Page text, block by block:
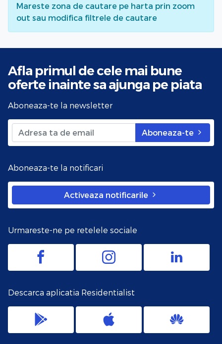
Mareste zona de cautare pe harta prin zoom
out sau modifica filtrele de cautare
Afla primul de cele mai bune
oferte inainte sa ajunga pe piata
Aboneaza-te la newsletter
Aboneaza-te
Aboneaza-te la notificari
Activeaza notificarile
Urmareste-ne pe retelele sociale
Descarca aplicatia Residentialist